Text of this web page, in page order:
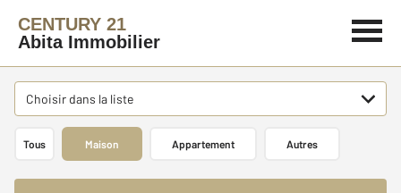
CENTURY 21
Abita Immobilier
Choisir dans la liste
Tous Maison Appartement Autres